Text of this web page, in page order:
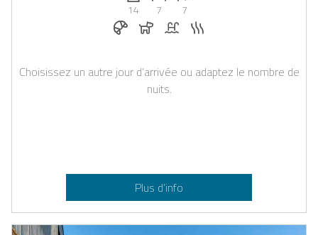
14
7
7
Petit-déjeuner réservable chez
Chiens autorisés
Piscine
Choisissez un autre jour d’arrivée ou adaptez le nombre de
nuits.
Plus d’info